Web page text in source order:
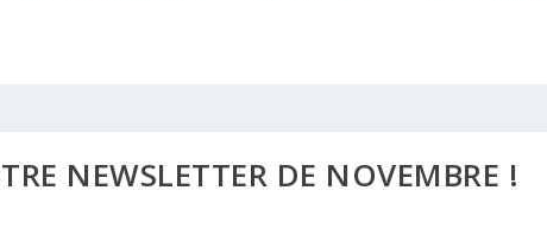
NEWSLETTER DE NOVEMBRE !